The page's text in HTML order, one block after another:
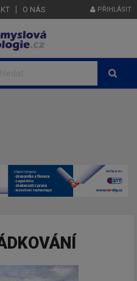
O NÁS PŘIHLÁSIT